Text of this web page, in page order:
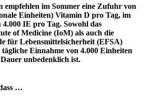
empfehlen im Sommer eine Zufuhr von
Einheiten) Vitamin D pro Tag, im
IE pro Tag. Sowohl das
of Medicine (IoM) als auch die
für Lebensmittelsicherheit (EFSA)
tägliche Einnahme von 4.000 Einheiten
unbedenklich ist.
…